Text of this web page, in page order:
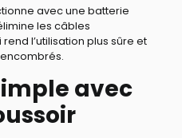
avec une batterie
les câbles
l’utilisation plus sûre et
avec